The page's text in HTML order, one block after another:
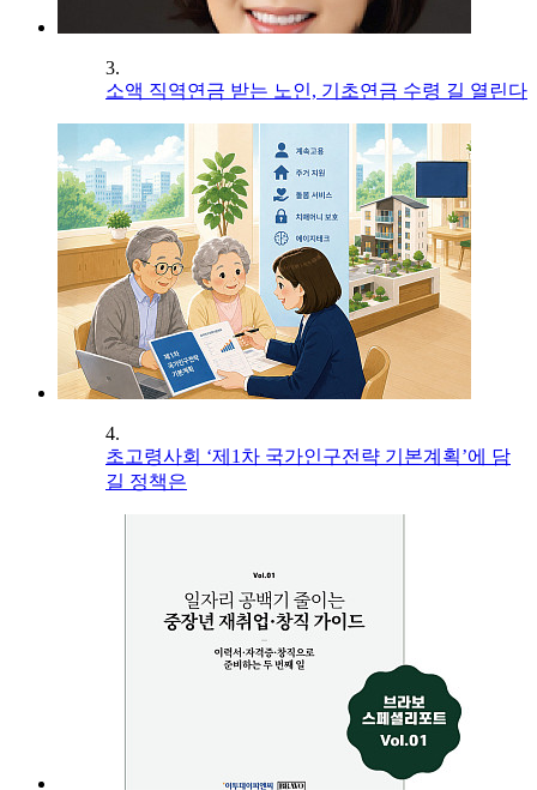
3.
소액 직역연금 받는 노인, 기초연금 수령 길 열린다
4.
초고령사회 ‘제1차 국가인구전략 기본계획’에 담
길 정책은